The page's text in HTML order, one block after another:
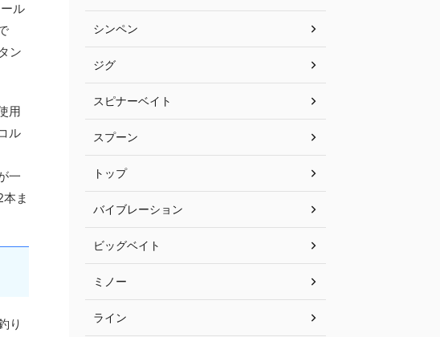
ル
ン
用
ル
一
ま
り
シンペン
ジグ
スピナーベイト
スプーン
トップ
バイブレーション
ビッグベイト
ミノー
ライン